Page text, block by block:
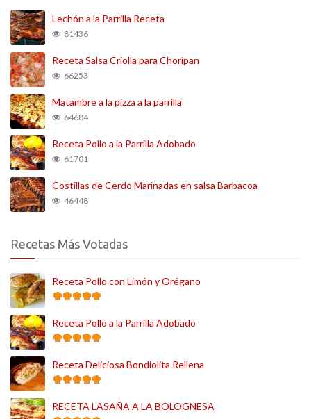
Lechón a la Parrilla Receta
81436
Receta Salsa Criolla para Choripan
66253
Matambre a la pizza a la parrilla
64684
Receta Pollo a la Parrilla Adobado
61701
Costillas de Cerdo Marinadas en salsa Barbacoa
46448
Recetas Más Votadas
Receta Pollo con Limón y Orégano
Receta Pollo a la Parrilla Adobado
Receta Deliciosa Bondiolita Rellena
RECETA LASAÑA A LA BOLOGNESA